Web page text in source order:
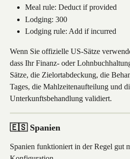
Meal rule: Deduct if provided
Lodging: 300
Lodging rule: Add if incurred
Wenn Sie offizielle US-Sätze
dass Ihr Finanz- oder
Sätze, die Zielortabdeckung, die
Tages, die Mahlzeitenaufteilung und
Unterkunftsbehandlung validiert.
🇪🇸 Spanien
Spanien funktioniert in der Regel gut